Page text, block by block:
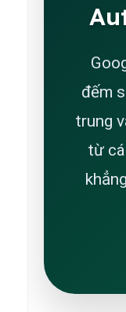
đếm
trung
từ